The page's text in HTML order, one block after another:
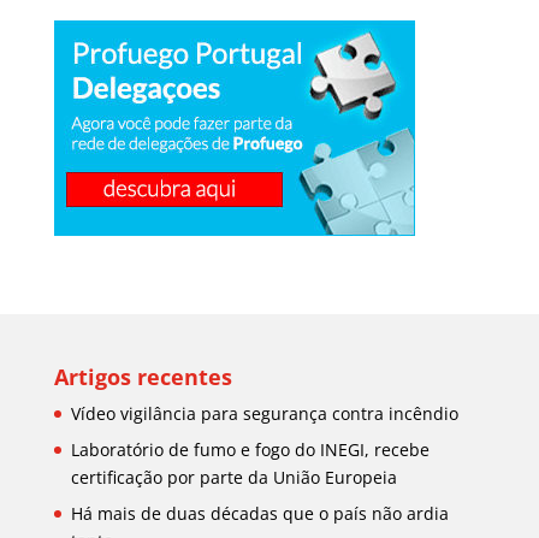
Artigos recentes
Vídeo vigilância para segurança contra incêndio
Laboratório de fumo e fogo do INEGI, recebe
certificação por parte da União Europeia
Há mais de duas décadas que o país não ardia